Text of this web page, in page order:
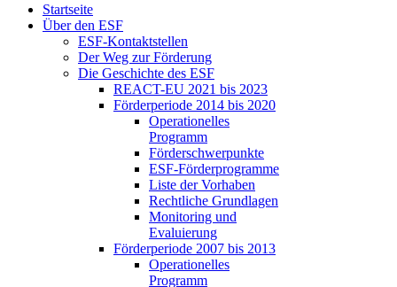
Start­sei­te
Über den ESF
ESF-Kon­takt­stel­len
Der Weg zur För­de­rung
Die Ge­schich­te des ESF
RE­ACT-EU 2021 bis 2023
För­der­pe­ri­ode 2014 bis 2020
Ope­ra­tio­nel­les
Pro­gramm
För­der­schwer­punk­te
ESF-För­der­pro­gram­me
Lis­te der Vor­ha­ben
Recht­li­che Grund­la­gen
Mo­ni­to­ring und
Eva­lu­ie­rung
För­der­pe­ri­ode 2007 bis 2013
Ope­ra­tio­nel­les
Pro­gramm